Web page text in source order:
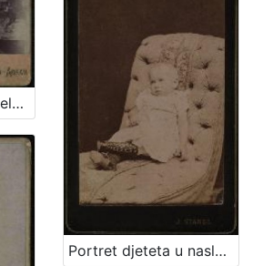
Portret djeteta u bijeloj haljinici i tamnim čizmicama / Artistički zavod Mosinger
Portret djeteta u naslonjaču / Ivan Standl